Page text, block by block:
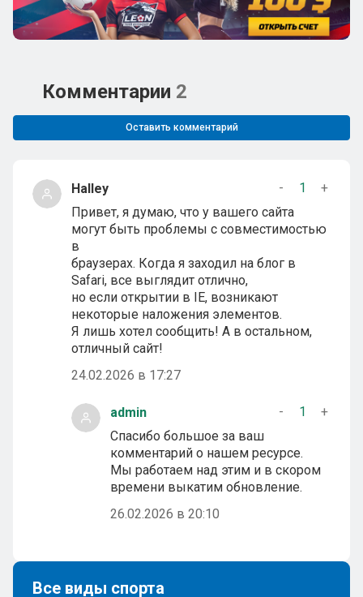
Комментарии 2
Оставить комментарий
Halley - 1
+
Привет, я думаю, что у вашего сайта
могут быть проблемы с совместимостью
в
браузерах. Когда я заходил на блог в
Safari, все выглядит отлично,
но если открытии в IE, возникают
некоторые наложения элементов.
Я лишь хотел сообщить! А в остальном,
отличный сайт!
24.02.2026 в 17:27
admin - 1
+
Спасибо большое за ваш
комментарий о нашем ресурсе.
Мы работаем над этим и в скором
времени выкатим обновление.
26.02.2026 в 20:10
Все виды спорта